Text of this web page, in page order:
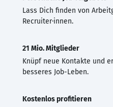
Lass Dich finden von
Recruiter·innen.
21 Mio. Mitglieder
Knüpf neue Kontakte und
besseres Job-Leben.
Kostenlos profitieren